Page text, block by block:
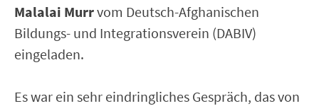
Malalai Murrvom Deutsch-Afghanischen
Bildungs- und Integrationsverein (DABIV)
eingeladen.
Es war ein sehr eindringliches Gespräch, das von